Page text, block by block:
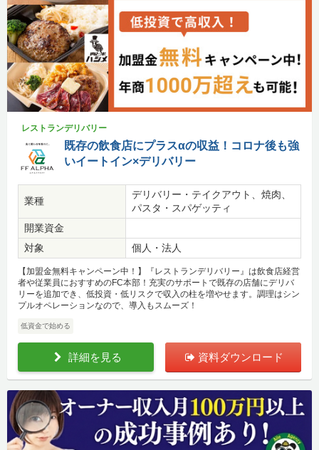
レストランデリバリー
既存の飲食店にプラスαの収益！コロナ後も強
いイートイン×デリバリー
業種
デリバリー・テイクアウト、焼肉、
パスタ・スパゲッティ
開業資金
対象
個人・法人
【加盟金無料キャンペーン中！】『レストランデリバリー』は飲食店経営
者や従業員におすすめのFC本部！充実のサポートで既存の店舗にデリバ
リーを追加でき、低投資・低リスクで収入の柱を増やせます。調理はシン
プルオペレーションなので、導入もスムーズ！
低資金で始める
詳細を見る 資料ダウンロード